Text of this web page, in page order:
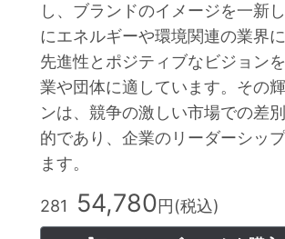
し、ブランドのイメージを一新
にエネルギーや環境関連の業界に
先進性とポジティブなビジョン
業や団体に適しています。その
ンは、競争の激しい市場での差
的であり、企業のリーダーシッ
ます。
281 54,780円(税込)